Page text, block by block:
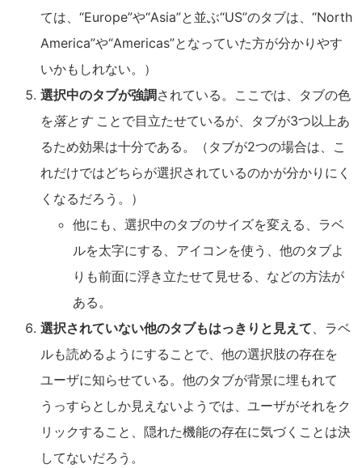
ては、“Europe”や“Asia”と並ぶ“US”のタブは、“North
America”や“Americas”となっていた方が分かりやす
いかもしれない。）
選択中のタブが強調されている。ここでは、タブの色
を落とすことで目立たせているが、タブが3つ以上あ
るため効果は十分である。（タブが2つの場合は、こ
れだけではどちらが選択されているのかが分かりにく
くなるだろう。）
他にも、選択中のタブのサイズを変える、ラベ
ルを太字にする、アイコンを使う、他のタブよ
りも前面に浮き立たせて見せる、などの方法が
ある。
選択されていない他のタブもはっきりと見えて 、ラベ
ルも読めるようにすることで、他の選択肢の存在を
ユーザに知らせている。他のタブが背景に埋もれて
うっすらとしか見えないようでは、ユーザがそれをク
リックすること、隠れた機能の存在に気づくことは決
してないだろう。